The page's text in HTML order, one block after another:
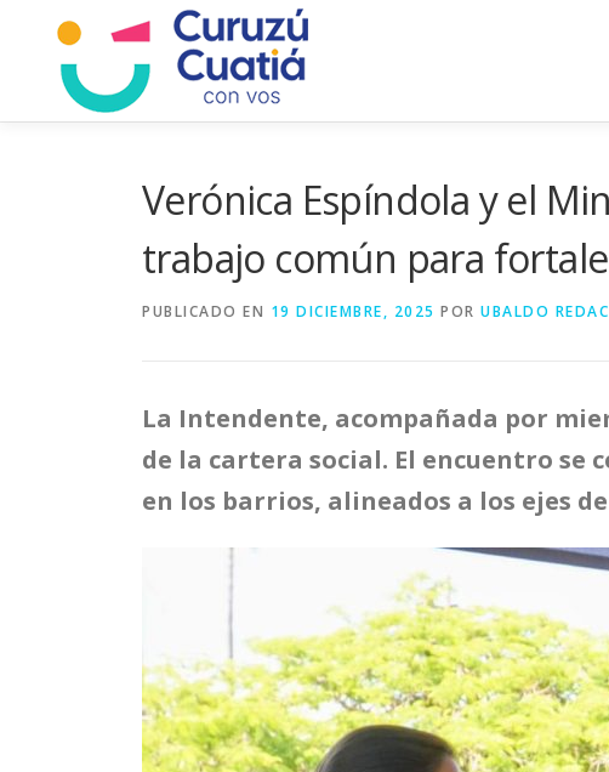
contenido
Verónica Espíndola y el
trabajo común para
PUBLICADO EN 19 DICIEMBRE, 2025 POR UBALDO
La Intendente, acompañada por
de la cartera social. El encuentro
en los barrios, alineados a los ejes